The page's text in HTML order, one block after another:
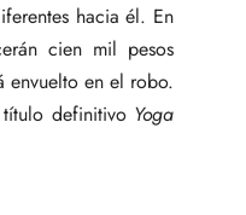
hacia él. En
cien mil pesos
envuelto en el robo.
definitivo Yoga